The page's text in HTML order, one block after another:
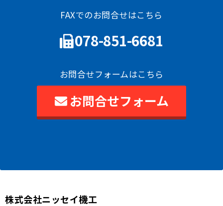
FAXでのお問合せはこちら
078-851-6681
お問合せフォームはこちら
お問合せフォーム
株式会社ニッセイ機工